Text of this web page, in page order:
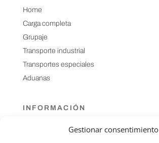
Gestionar consentimiento
Home
Carga completa
Grupaje
Transporte industrial
Transportes especiales
Aduanas
INFORMACIÓN